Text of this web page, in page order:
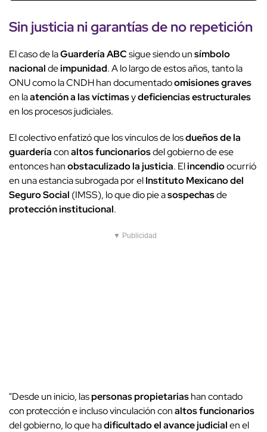
Sin justicia ni garantías de no repetición
El caso de laGuardería ABCsigue siendo unsímbolo
nacionaldeimpunidad. A lo largo de estos años, tanto la
ONU como la CNDH han documentadoomisiones graves
en laatención a las víctimasydeficiencias estructurales
en los procesos judiciales.
El colectivo enfatizó que los vínculos de losdueños de la
guarderíaconaltos funcionariosdel gobierno de ese
entonces hanobstaculizado la justicia. Elincendioocurrió
en una estancia subrogada por elInstituto Mexicano del
Seguro Social (IMSS), lo que dio pie asospechasde
protección institucional.
▼ Publicidad
"Desde un inicio, laspersonas propietariashan contado
con protección e incluso vinculación conaltos funcionarios
del gobierno, lo que hadificultado el avance judicialen el